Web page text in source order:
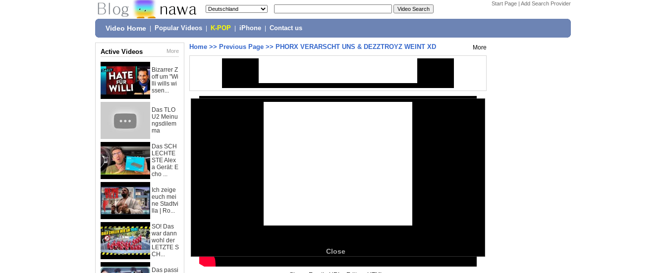
Start Page | Add Search Provider
Video Home Popular Videos K-POP iPhone Contact us
Active Videos More
Bizarrer Z
off um "Wi
lli wills wi
ssen...
Das TLO
U2 Meinu
ngsdilem
ma
Das SCH
LECHTE
STE Alex
a Gerät: E
cho ...
Ich zeige
euch mei
ne Stadtvi
lla | Ro...
SO! Das
war dann
wohl der
LETZTE S
CH...
Das passi
Home >> Previous Page >> PHORX VERARSCHT UNS & DEZZTROYZ WEINT XD More
Close